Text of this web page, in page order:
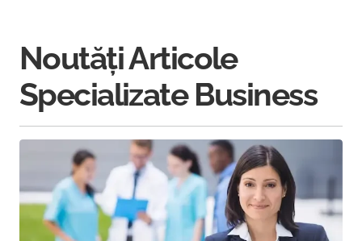
Noutăți Articole
Specializate Business